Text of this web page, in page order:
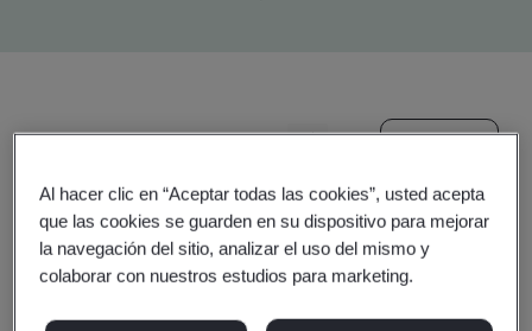
Compartir: Invitar
Al hacer clic en “Aceptar todas las cookies”, usted acepta
que las cookies se guarden en su dispositivo para mejorar
la navegación del sitio, analizar el uso del mismo y
colaborar con nuestros estudios para marketing.